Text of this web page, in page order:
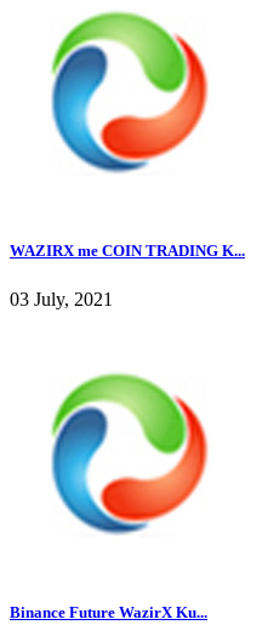
WAZIRX me COIN TRADING K...
03 July, 2021
Binance Future WazirX Ku...